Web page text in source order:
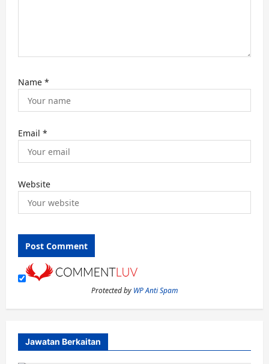
Name *
Email *
Website
Protected by WP Anti Spam
Jawatan Berkaitan